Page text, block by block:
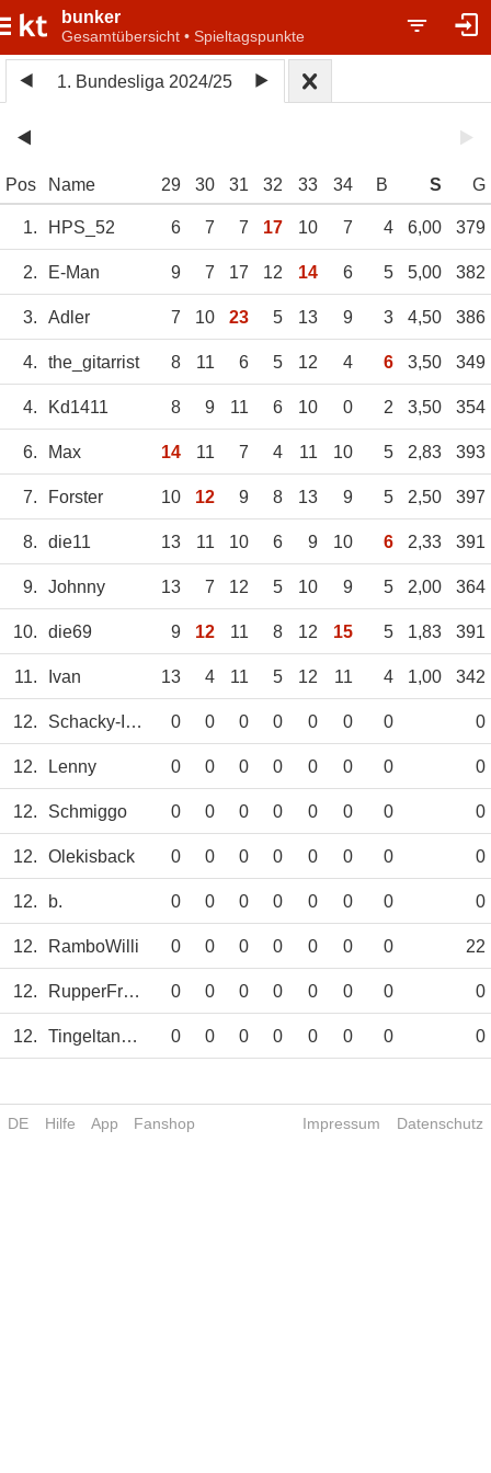
bunker
Gesamtübersicht • Spieltagspunkte
1. Bundesliga 2024/25
Pos Name 29 30 31 32 33 34 B S G
1. HPS_52 6 7 7 17 10 7 4 6,00 379
2. E-Man 9 7 17 12 14 6 5 5,00 382
3. Adler 7 10 23 5 13 9 3 4,50 386
4. the_gitarrist 8 11 6 5 12 4 6 3,50 349
4. Kd1411 8 9 11 6 10 0 2 3,50 354
6. Max 14 11 7 4 11 10 5 2,83 393
7. Forster 10 12 9 8 13 9 5 2,50 397
8. die11 13 11 10 6 9 10 6 2,33 391
9. Johnny 13 7 12 5 10 9 5 2,00 364
10. die69 9 12 11 8 12 15 5 1,83 391
11. Ivan 13 4 11 5 12 11 4 1,00 342
12. Schacky-Intus 0 0 0 0 0 0 0 0
12. Lenny 0 0 0 0 0 0 0 0
12. Schmiggo 0 0 0 0 0 0 0 0
12. Olekisback 0 0 0 0 0 0 0 0
12. b. 0 0 0 0 0 0 0 0
12. RamboWilli 0 0 0 0 0 0 0 22
12. RupperFrank 0 0 0 0 0 0 0 0
12. Tingeltangelbob 0 0 0 0 0 0 0 0
DE Hilfe App Fanshop Impressum Datenschutz